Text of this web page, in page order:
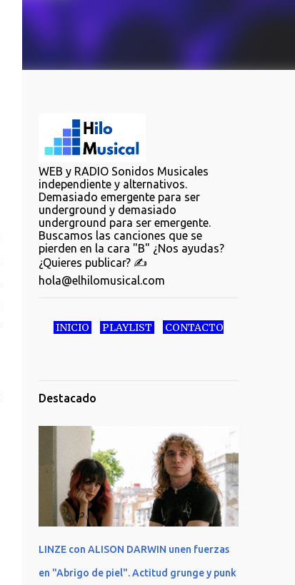
WEB y RADIO Sonidos Musicales
independiente y alternativos.
Demasiado emergente para ser
underground y demasiado
underground para ser emergente.
Buscamos las canciones que se
pierden en la cara "B" ¿Nos ayudas?
¿Quieres publicar? ✍️
hola@elhilomusical.com
INICIO PLAYLIST CONTACTO
Destacado
LINZE con ALISON DARWIN unen fuerzas
en "Abrigo de piel". Actitud grunge y punk